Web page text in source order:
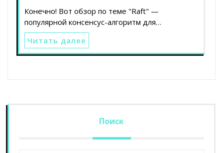
Конечно! Вот обзор по теме "Raft" —
популярной консенсус-алгоритм для…
Читать далее
Поиск